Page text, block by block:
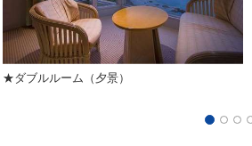
★ダブルルーム（夕景）